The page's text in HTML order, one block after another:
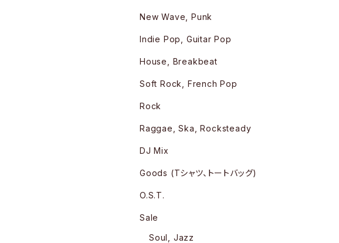
New Wave, Punk
Indie Pop, Guitar Pop
House, Breakbeat
Soft Rock, French Pop
Rock
Raggae, Ska, Rocksteady
DJ Mix
Goods (Tシャツ、トートバッグ)
O.S.T.
Sale
Soul, Jazz